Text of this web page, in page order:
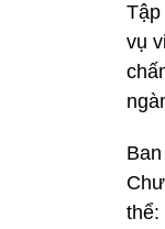
Tập
vụ
thể: